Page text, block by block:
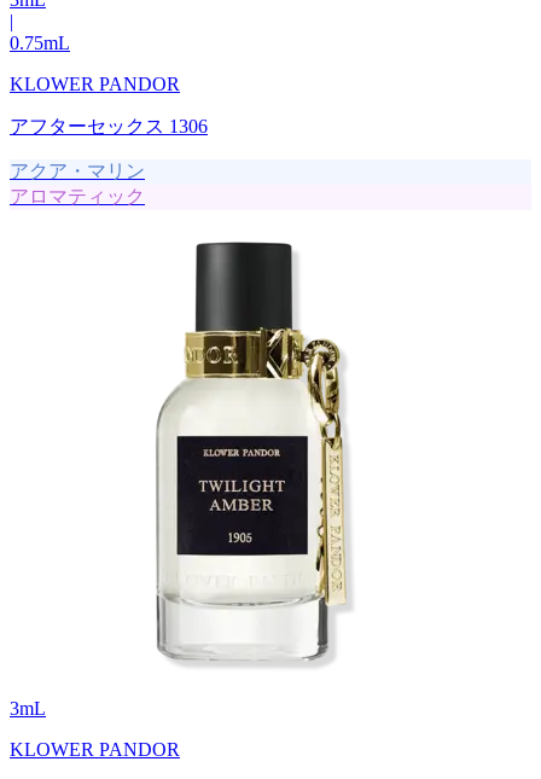
|
0.75mL
KLOWER PANDOR
アフターセックス 1306
アクア・マリン
アロマティック
3mL
KLOWER PANDOR